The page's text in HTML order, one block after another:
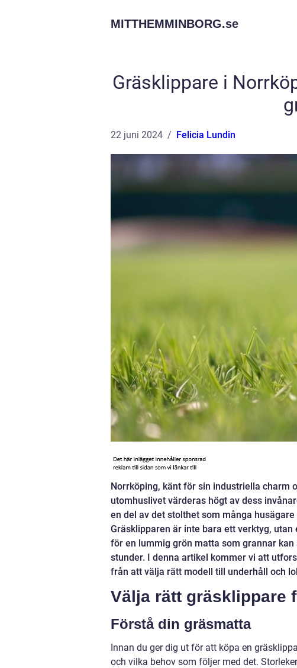
MITTHEMMINBORG.se
Gräsklippare i
22 juni 2024 Felicia Lundin
Norrköping, känt för sin industriella charm
utomhuslivet värderas högt av dess
en del av det stolthet som många
Gräsklipparen är inte bara ett verktyg,
för en lummig grön matta som grannar
stunder. I denna artikel kommer vi att
från att välja rätt modell till underhåll och
Välja rätt gräsklippare
Förstå din gräsmatta
Innan du ger dig ut för att köpa en
och vilka behov som följer med det.